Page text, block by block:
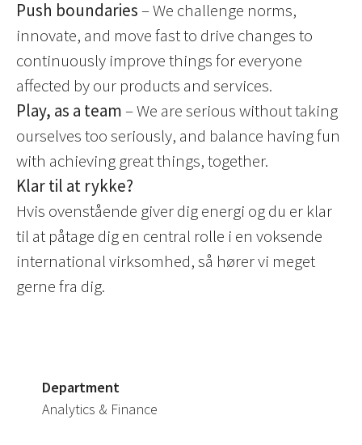
Push boundaries– We challenge norms,
innovate, and move fast to drive changes to
continuously improve things for everyone
affected by our products and services.
Play, as a team– We are serious without taking
ourselves too seriously, and balance having fun
with achieving great things, together.
Klar til at rykke?
Hvis ovenstående giver dig energi og du er klar
til at påtage dig en central rolle i en voksende
international virksomhed, så hører vi meget
gerne fra dig.
Department
Analytics & Finance